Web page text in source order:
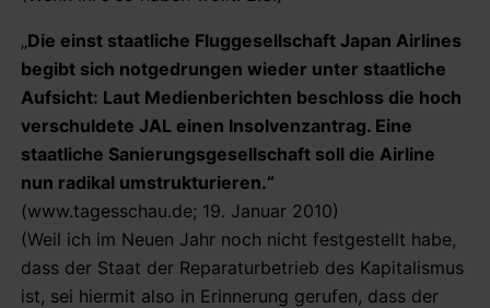
„Die einst staatliche Fluggesellschaft Japan Airlines
begibt sich notgedrungen wieder unter staatliche
Aufsicht: Laut Medienberichten beschloss die hoch
verschuldete JAL einen Insolvenzantrag. Eine
staatliche Sanierungsgesellschaft soll die Airline
nun radikal umstrukturieren.“
(www.tagesschau.de; 19. Januar 2010)
(Weil ich im Neuen Jahr noch nicht festgestellt habe,
dass der Staat der Reparaturbetrieb des Kapitalismus
ist, sei hiermit also in Erinnerung gerufen, dass der